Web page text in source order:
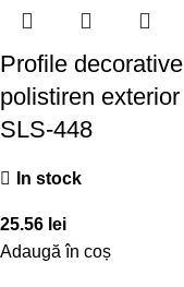
Profile decorative
polistiren exterior
SLS-448
In stock
25.56 lei
Adaugă în coș